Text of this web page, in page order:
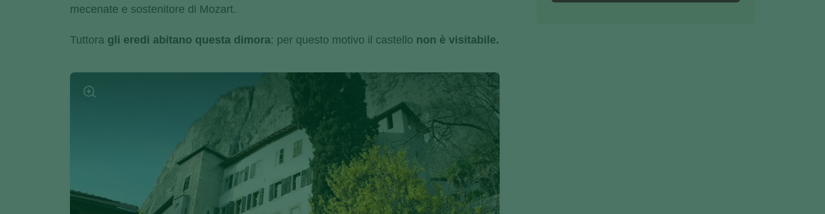
mecenate e sostenitore di Mozart.
Tuttora gli eredi abitano questa dimora: per questo motivo il castello non è visitabile.